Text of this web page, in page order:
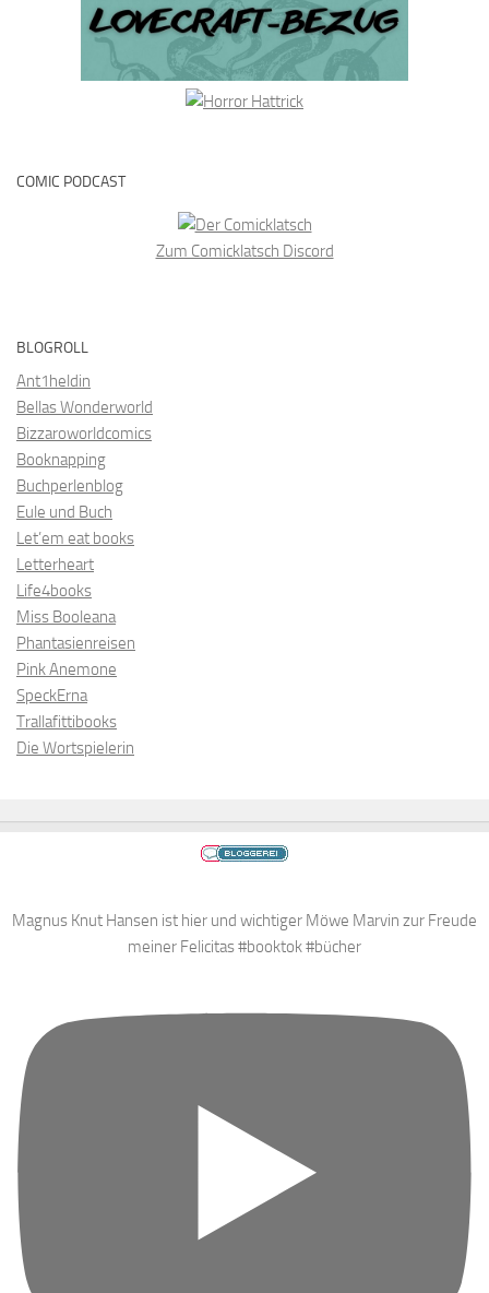
COMIC PODCAST
Zum Comicklatsch Discord
BLOGROLL
Ant1heldin
Bellas Wonderworld
Bizzaroworldcomics
Booknapping
Buchperlenblog
Eule und Buch
Let’em eat books
Letterheart
Life4books
Miss Booleana
Phantasienreisen
Pink Anemone
SpeckErna
Trallafittibooks
Die Wortspielerin
Magnus Knut Hansen ist hier und wichtiger Möwe Marvin zur Freude
meiner Felicitas #booktok #bücher